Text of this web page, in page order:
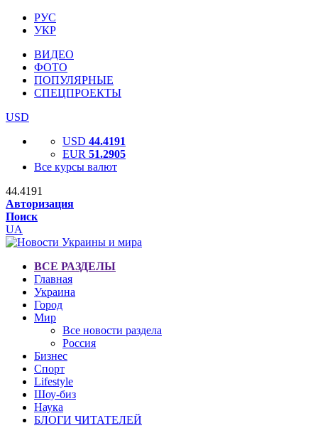
РУС
УКР
ВИДЕО
ФОТО
ПОПУЛЯРНЫЕ
СПЕЦПРОЕКТЫ
USD
USD 44.4191
EUR 51.2905
Все курсы валют
44.4191
Авторизация
Поиск
UA
ВСЕ РАЗДЕЛЫ
Главная
Украина
Город
Мир
Все новости раздела
Россия
Бизнес
Спорт
Lifestyle
Шоу-биз
Наука
БЛОГИ ЧИТАТЕЛЕЙ